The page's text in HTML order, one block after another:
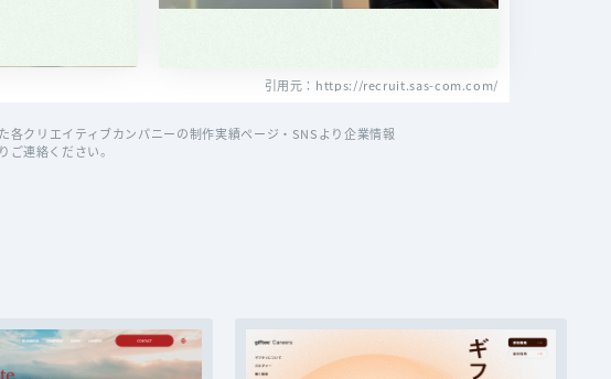
引用元：https://recruit.sas-com.com/
クリエイティブカンパニーの制作実績ページ・SNSより企業情報
ご連絡ください。